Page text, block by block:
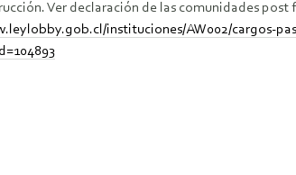
Ver declaración de las comunidades post
instituciones/AW002/cargos-